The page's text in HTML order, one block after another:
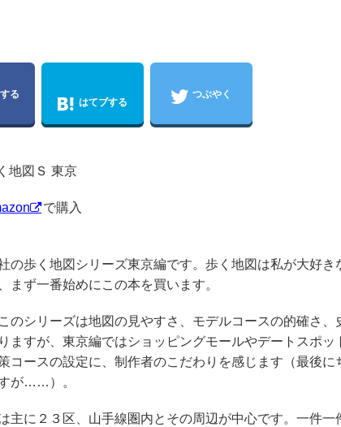
る
はてブする
つぶやく
地図Ｓ 東京
で購入
の歩く地図シリーズ東京編です。歩く地図は私が大好き
まず一番始めにこの本を買います。
のシリーズは地図の見やすさ、モデルコースの的確さ、
ますが、東京編ではショッピングモールやデートスポ
コースの設定に、制作者のこだわりを感じます（最後
が……）。
主に２３区、山手線圏内とその周辺が中心です。一件一